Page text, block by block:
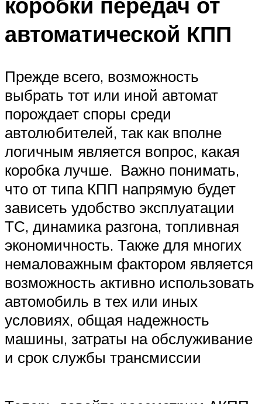
автоматической КПП
Прежде всего, возможность
выбрать тот или иной автомат
порождает споры среди
автолюбителей, так как вполне
логичным является вопрос, какая
коробка лучше. Важно понимать,
что от типа КПП напрямую будет
зависеть удобство эксплуатации
ТС, динамика разгона, топливная
экономичность. Также для многих
немаловажным фактором является
возможность активно использовать
автомобиль в тех или иных
условиях, общая надежность
машины, затраты на обслуживание
и срок службы трансмиссии